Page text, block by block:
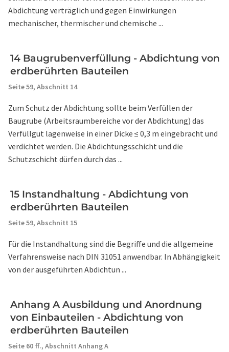
Abdichtung verträglich und gegen Einwirkungen
mechanischer, thermischer und chemische ...
14 Baugrubenverfüllung - Abdichtung von
erdberührten Bauteilen
Seite 59, Abschnitt 14
Zum Schutz der Abdichtung sollte beim Verfüllen der
Baugrube (Arbeitsraumbereiche vor der Abdichtung) das
Verfüllgut lagenweise in einer Dicke ≤ 0,3 m eingebracht und
verdichtet werden. Die Abdichtungsschicht und die
Schutzschicht dürfen durch das ...
15 Instandhaltung - Abdichtung von
erdberührten Bauteilen
Seite 59, Abschnitt 15
Für die Instandhaltung sind die Begriffe und die allgemeine
Verfahrensweise nach DIN 31051 anwendbar. In Abhängigkeit
von der ausgeführten Abdichtun ...
Anhang A Ausbildung und Anordnung
von Einbauteilen - Abdichtung von
erdberührten Bauteilen
Seite 60 ff., Abschnitt Anhang A